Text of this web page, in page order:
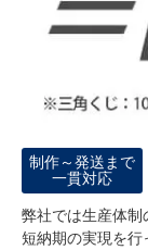
制作～発送まで
一貫対応
弊社では生産体制
短納期の実現を行